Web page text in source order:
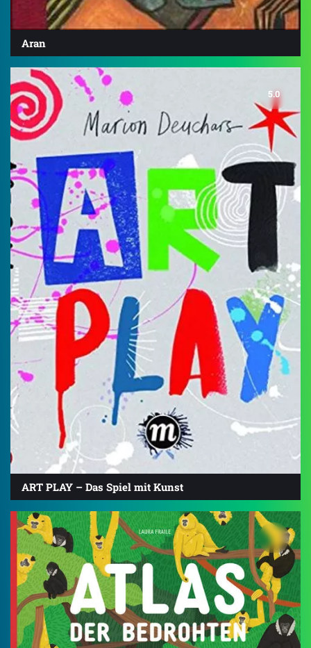
Aran
5.0
ART PLAY – Das Spiel mit Kunst